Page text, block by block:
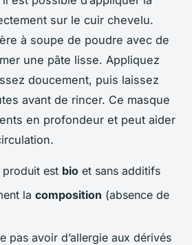
sur le cuir chevelu.
à soupe de poudre avec de
une pâte lisse. Appliquez
doucement, puis laissez
avant de rincer. Ce masque
en profondeur et peut aider
produit est bio et sans additifs
la composition (absence de
pas avoir d’allergie aux dérivés